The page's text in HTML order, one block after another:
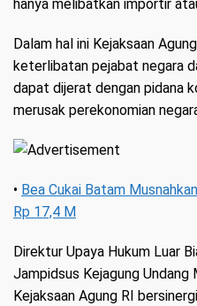
hanya melibatkan importir
Dalam hal ini Kejaksaan
keterlibatan pejabat negara
dapat dijerat dengan pidana
merusak perekonomian
• Bea Cukai Batam
Rp 17,4 M
Direktur Upaya Hukum Luar
Jampidsus Kejagung
Kejaksaan Agung RI